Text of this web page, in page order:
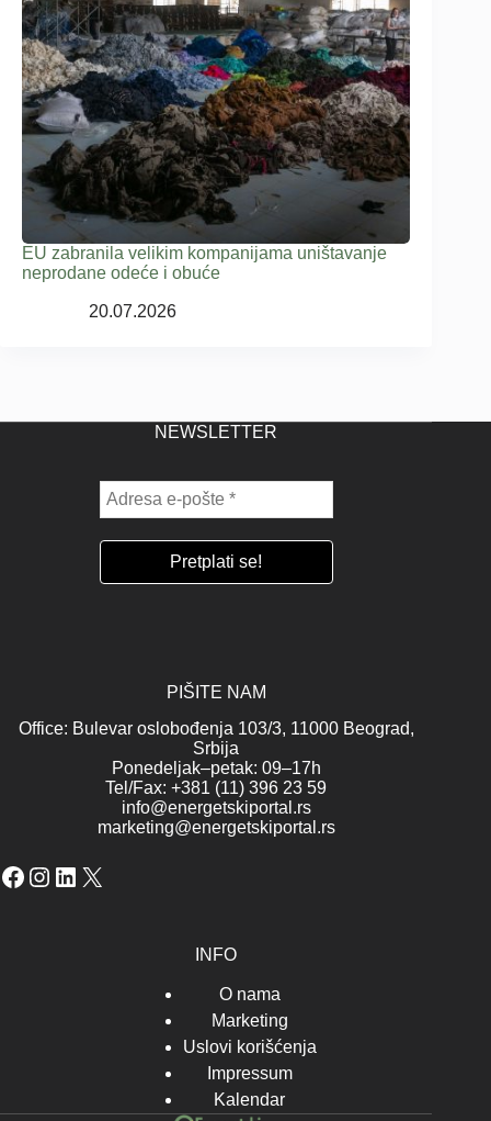
EU zabranila velikim kompanijama uništavanje
neprodane odeće i obuće
20.07.2026
NEWSLETTER
PIŠITE NAM
Office: Bulevar oslobođenja 103/3, 11000 Beograd,
Srbija
Ponedeljak–petak: 09–17h
Tel/Fax: +381 (11) 396 23 59
info@energetskiportal.rs
marketing@energetskiportal.rs
Facebook
Instagram
LinkedIn
X
INFO
O nama
Marketing
Uslovi korišćenja
Impressum
Kalendar